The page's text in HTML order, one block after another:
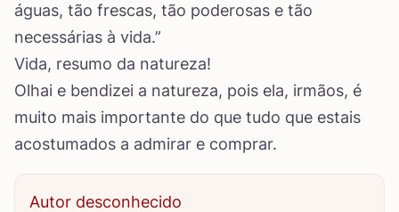
águas, tão frescas, tão poderosas e tão
necessárias à vida.”
Vida, resumo da natureza!
Olhai e bendizei a natureza, pois ela, irmãos, é
muito mais importante do que tudo que estais
acostumados a admirar e comprar.
Autor desconhecido